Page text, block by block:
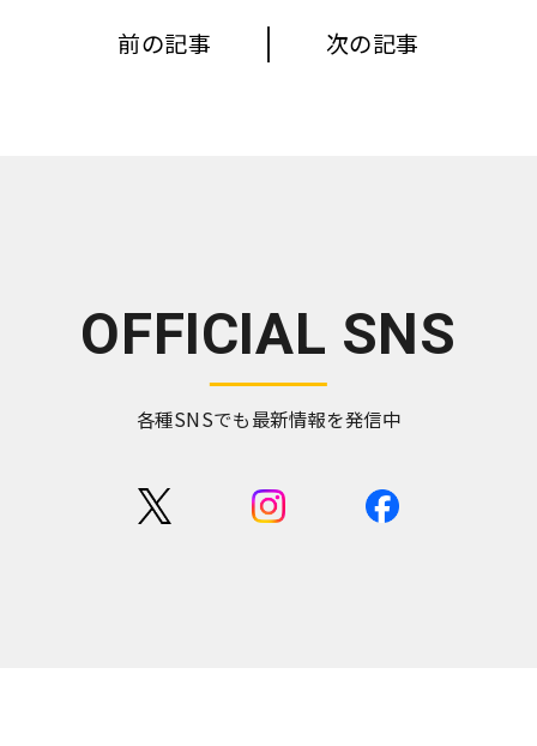
前の記事 次の記事
OFFICIAL SNS
各種SNSでも最新情報を発信中